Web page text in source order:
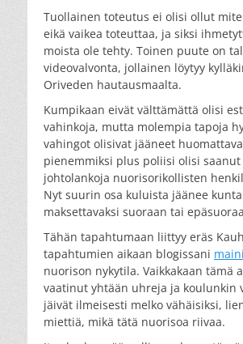
Tuollainen toteutus ei olisi ollut
eikä vaikea toteuttaa, ja siksi
moista ole tehty. Toinen puute on
videovalvonta, jollainen löytyy
Oriveden hautausmaalta.
Kumpikaan eivät välttämättä olisi
vahinkoja, mutta molempia tapoja
vahingot olisivat jääneet
pienemmiksi plus poliisi olisi
johtolankoja nuorisorikollisten
Nyt suurin osa kuluista jäänee
maksettavaksi suoraan tai
Tähän tapahtumaan liittyy eräs
tapahtumien aikaan blogissani
nuorison nykytila. Vaikkakaan tämä
vaatinut yhtään uhreja ja koulunkin
jäivät ilmeisesti melko vähäisiksi,
miettiä, mikä tätä nuorisoa riivaa.